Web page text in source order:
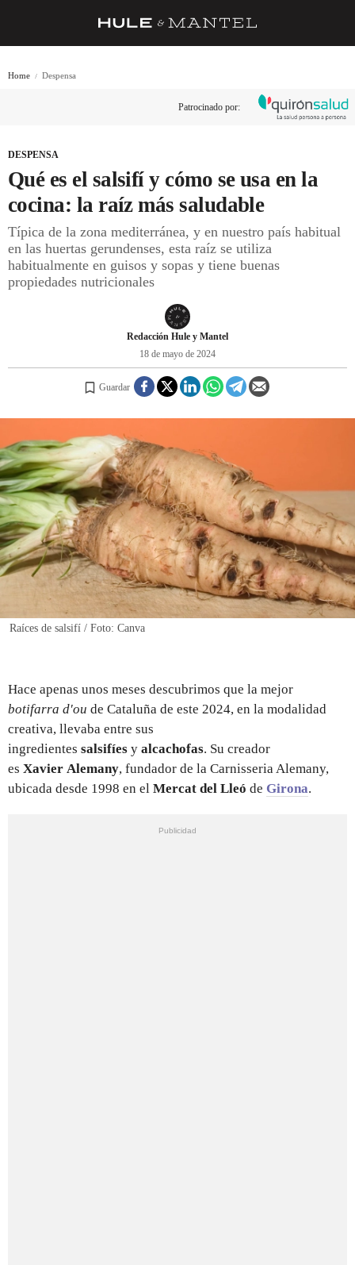
BARRAS Y ESTRELLAS
DÓNDE COMER
CUADERNO DE VIAJE
TRADICIÓN
REGISTRO
Home Despensa
Patrocinado por:
DESPENSA
Qué es el salsifí y cómo se usa en la
cocina: la raíz más saludable
Típica de la zona mediterránea, y en nuestro país habitual
en las huertas gerundenses, esta raíz se utiliza
habitualmente en guisos y sopas y tiene buenas
propiedades nutricionales
Redacción Hule y Mantel
18 de mayo de 2024
Guardar
Raíces de salsifí / Foto: Canva
Hace apenas unos meses descubrimos que la mejor
botifarra d'ou de Cataluña de este 2024, en la modalidad
creativa, llevaba entre sus
ingredientes salsifíes y alcachofas. Su creador
es Xavier Alemany, fundador de la Carnisseria Alemany,
ubicada desde 1998 en el Mercat del Lleó de Girona.